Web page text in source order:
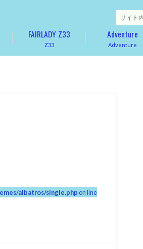
Z33
FAIRLADY Z33
Adventure
Adventure
albatros/single.php on line